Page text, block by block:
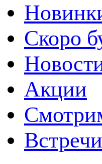
Скоро
Акции
Встречи